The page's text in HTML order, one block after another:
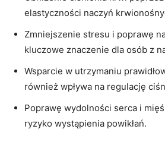
elastyczności naczyń
Zmniejszenie stresu i poprawę
kluczowe znaczenie dla osób z
Wsparcie w utrzymaniu
również wpływa na regulację
Poprawę wydolności serca i
ryzyko wystąpienia powikłań.